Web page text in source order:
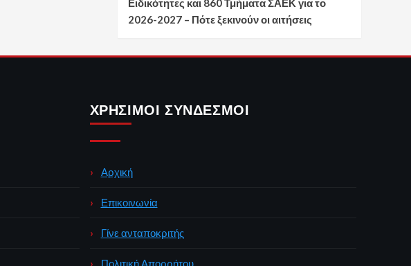
Ειδικότητες και 860 Τμήματα ΣΑΕΚ για το
2026-2027 – Πότε ξεκινούν οι αιτήσεις
ΧΡΉΣΙΜΟΙ ΣΎΝΔΕΣΜΟΙ
Αρχική
Επικοινωνία
Γίνε ανταποκριτής
Πολιτική Απορρήτου